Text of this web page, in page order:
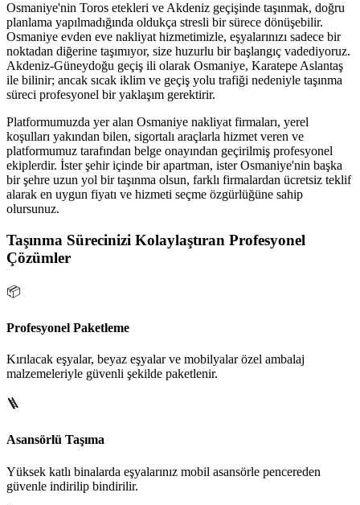
Osmaniye'nin Toros etekleri ve Akdeniz geçişinde taşınmak, doğru
planlama yapılmadığında oldukça stresli bir sürece dönüşebilir.
Osmaniye evden eve nakliyat hizmetimizle, eşyalarınızı sadece bir
noktadan diğerine taşımıyor, size huzurlu bir başlangıç vadediyoruz.
Akdeniz-Güneydoğu geçiş ili olarak Osmaniye, Karatepe Aslantaş
ile bilinir; ancak sıcak iklim ve geçiş yolu trafiği nedeniyle taşınma
süreci profesyonel bir yaklaşım gerektirir.
Platformumuzda yer alan Osmaniye nakliyat firmaları, yerel
koşulları yakından bilen, sigortalı araçlarla hizmet veren ve
platformumuz tarafından belge onayından geçirilmiş profesyonel
ekiplerdir. İster şehir içinde bir apartman, ister Osmaniye'nin başka
bir şehre uzun yol bir taşınma olsun, farklı firmalardan ücretsiz teklif
alarak en uygun fiyatı ve hizmeti seçme özgürlüğüne sahip
olursunuz.
Taşınma Sürecinizi Kolaylaştıran Profesyonel
Çözümler
📦
Profesyonel Paketleme
Kırılacak eşyalar, beyaz eşyalar ve mobilyalar özel ambalaj
malzemeleriyle güvenli şekilde paketlenir.
🪜
Asansörlü Taşıma
Yüksek katlı binalarda eşyalarınız mobil asansörle pencereden
güvenle indirilip bindirilir.